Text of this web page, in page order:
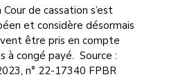
de cassation s’est
et considère désormais
être pris en compte
à congé payé. Source :
n° 22-17340 FPBR